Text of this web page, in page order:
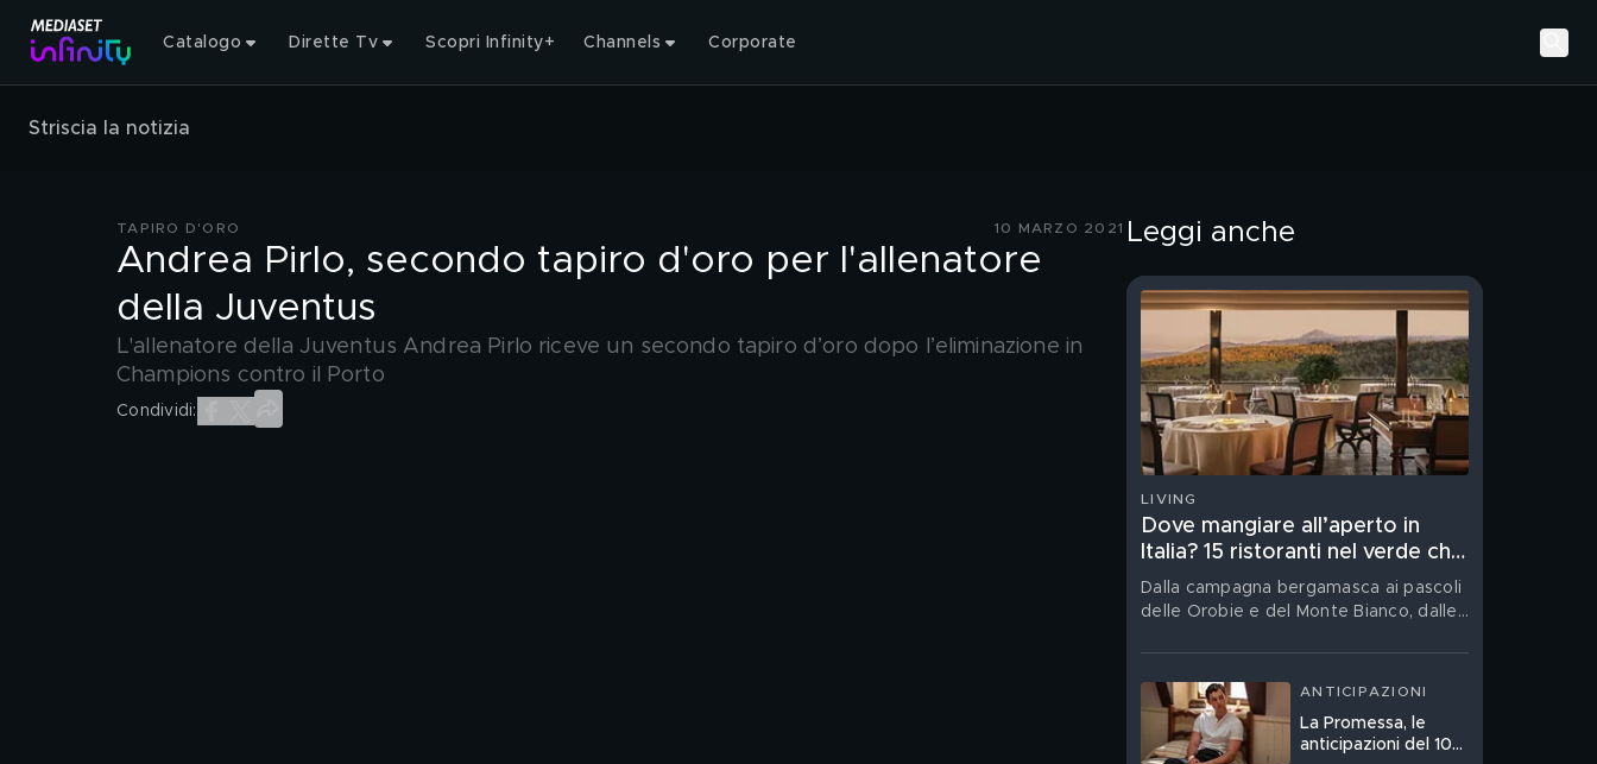
Catalogo Dirette Tv Scopri Infinity+ Channels Corporate
Striscia la notizia
TAPIRO D'ORO 10 MARZO 2021
Andrea Pirlo, secondo tapiro d'oro per l'allenatore
della Juventus
L'allenatore della Juventus Andrea Pirlo riceve un secondo tapiro d’oro dopo l’eliminazione in
Champions contro il Porto
Condividi:
Leggi anche
LIVING
Dove mangiare all’aperto in
Italia? 15 ristoranti nel verde che
vi rimarranno nel cuore
Dalla campagna bergamasca ai pascoli
delle Orobie e del Monte Bianco, dalle
Langhe e della Toscana fino alla
vegetazione vulcanica delle Eolie:
quindici tavole nelle quali orti, boschi,
allevamenti e filari non sono soltanto
una cornice
ANTICIPAZIONI
La Promessa, le
anticipazioni del 10